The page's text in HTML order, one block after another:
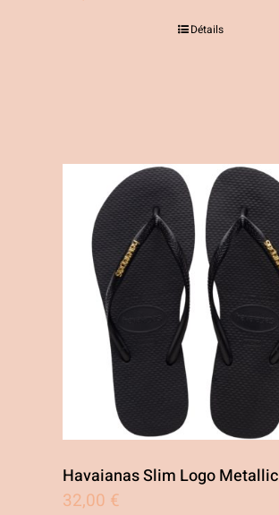
Détails
Havaianas Slim Logo Metallic
32,00 €